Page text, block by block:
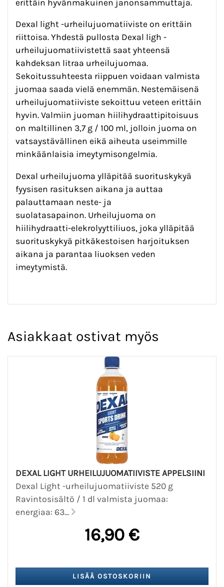
erittäin hyvänmakuinen janonsammuttaja.
Dexal light -urheilujuomatiiviste on erittäin
riittoisa. Yhdestä pullosta Dexal ligh -
urheilujuomatiivistettä saat yhteensä
kahdeksan litraa urheilujuomaa.
Sekoitussuhteesta riippuen voidaan valmista
juomaa saada vielä enemmän. Nestemäisenä
urheilujuomatiiviste sekoittuu veteen erittäin
hyvin. Valmiin juoman hiilihydraattipitoisuus
on maltillinen 3,7 g / 100 ml, jolloin juoma on
vatsaystävällinen eikä aiheuta useimmille
minkäänlaisia imeytymisongelmia.
Dexal urheilujuoma ylläpitää suorituskykyä
fyysisen rasituksen aikana ja auttaa
palauttamaan neste- ja
suolatasapainon. Urheilujuoma on
hiilihydraatti-elekrolyyttiliuos, joka ylläpitää
suorituskykyä pitkäkestoisen harjoituksen
aikana ja parantaa liuoksen veden
imeytymistä.
Asiakkaat ostivat myös
DEXAL LIGHT URHEILUJUOMATIIVISTE APPELSIINI
Dexal Light -urheilujuomatiiviste 520 g
Ravintosisältö / 1 dl valmista juomaa:
energiaa: 63...
16,90 €